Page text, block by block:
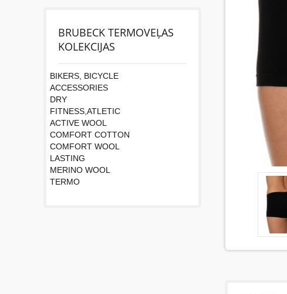
BRUBECK TERMOVEĻAS
KOLEKCIJAS
BIKERS, BICYCLE
ACCESSORIES
DRY
FITNESS,ATLETIC
ACTIVE WOOL
COMFORT COTTON
COMFORT WOOL
LASTING
MERINO WOOL
TERMO